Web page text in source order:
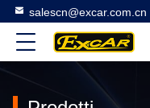
salescn@excar.com.cn